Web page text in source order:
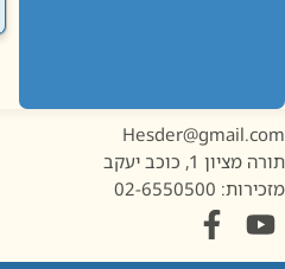
1, כוכב יעקב
02-6550500